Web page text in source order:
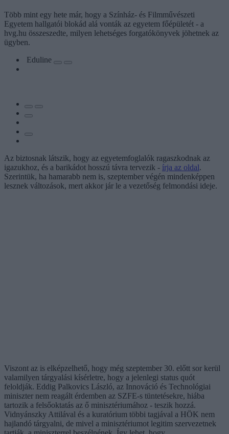
Több mint egy hete már, hogy a Színház- és Filmművészeti
Egyetem hallgatói blokád alá vonták az egyetem főépületét - a
hvg.hu összeszedte, milyen lehetséges forgatókönyvek jöhetnek az
ügyben.
Eduline
Az biztosnak látszik, hogy az egyetemfoglalók ragaszkodnak az
igazukhoz, és a barikádot hosszú távra tervezik - írja az oldal.
Szerintük, ha hamarabb nem is, szeptember végén mindenképpen
lesznek változások, mert akkor jár le a vezetőség felmondási ideje.
Viszont az is elképzelhető, hogy még szeptember 30. előtt sor kerül
valamilyen tárgyalási kísérletre, hogy a jelenlegi status quót
feloldják. Eddig Palkovics László, az Innováció és Technológiai
miniszter nem reagált érdemben az SZFE-s tüntetésekre, hiába
tartozik a felsőoktatás az ő minisztériumához - teszik hozzá.
Vidnyánszky Attilával és a kuratórium többi tagjával a HÖK nem
hajlandó tárgyalni, de mivel a minisztériumot legitim szervezetnek